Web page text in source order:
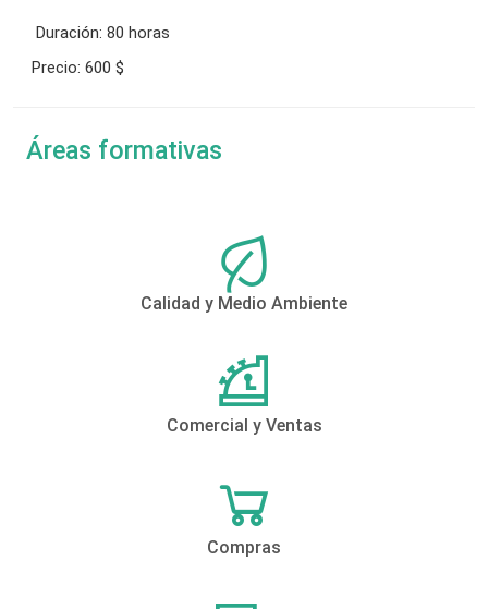
Duración: 80 horas
Precio: 600 $
Áreas formativas
Calidad y Medio Ambiente
Comercial y Ventas
Compras